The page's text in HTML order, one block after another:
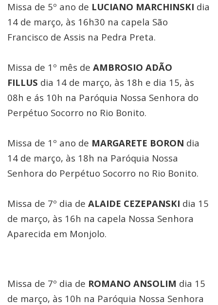
Missa de 5º ano de LUCIANO MARCHINSKI dia
14 de março, às 16h30 na capela São
Francisco de Assis na Pedra Preta.
Missa de 1º mês de AMBROSIO ADÃO
FILLUS dia 14 de março, às 18h e dia 15, às
08h e ás 10h na Paróquia Nossa Senhora do
Perpétuo Socorro no Rio Bonito.
Missa de 1º ano de MARGARETE BORON dia
14 de março, às 18h na Paróquia Nossa
Senhora do Perpétuo Socorro no Rio Bonito.
Missa de 7º dia de ALAIDE CEZEPANSKI dia 15
de março, às 16h na capela Nossa Senhora
Aparecida em Monjolo.
Missa de 7º dia de ROMANO ANSOLIM dia 15
de março, às 10h na Paróquia Nossa Senhora